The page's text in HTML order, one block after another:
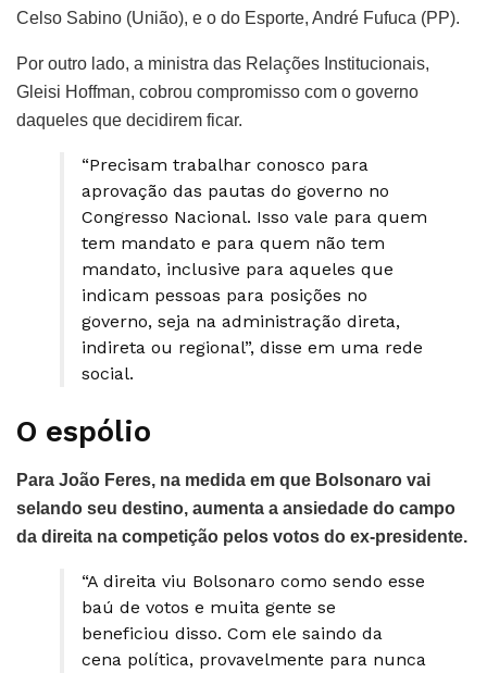
Celso Sabino (União), e o do Esporte, André Fufuca (PP).
Por outro lado, a ministra das Relações Institucionais,
Gleisi Hoffman, cobrou compromisso com o governo
daqueles que decidirem ficar.
“Precisam trabalhar conosco para
aprovação das pautas do governo no
Congresso Nacional. Isso vale para quem
tem mandato e para quem não tem
mandato, inclusive para aqueles que
indicam pessoas para posições no
governo, seja na administração direta,
indireta ou regional”, disse em uma rede
social.
O espólio
Para João Feres, na medida em que Bolsonaro vai
selando seu destino, aumenta a ansiedade do campo
da direita na competição pelos votos do ex-presidente.
“A direita viu Bolsonaro como sendo esse
baú de votos e muita gente se
beneficiou disso. Com ele saindo da
cena política, provavelmente para nunca